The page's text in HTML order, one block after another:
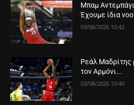
Μπαμ
Έχουμε ίδια
03/08/2026 10:42
Ρεάλ Μαδρίτης
τον Αρμόνι...
03/08/2026 10:40